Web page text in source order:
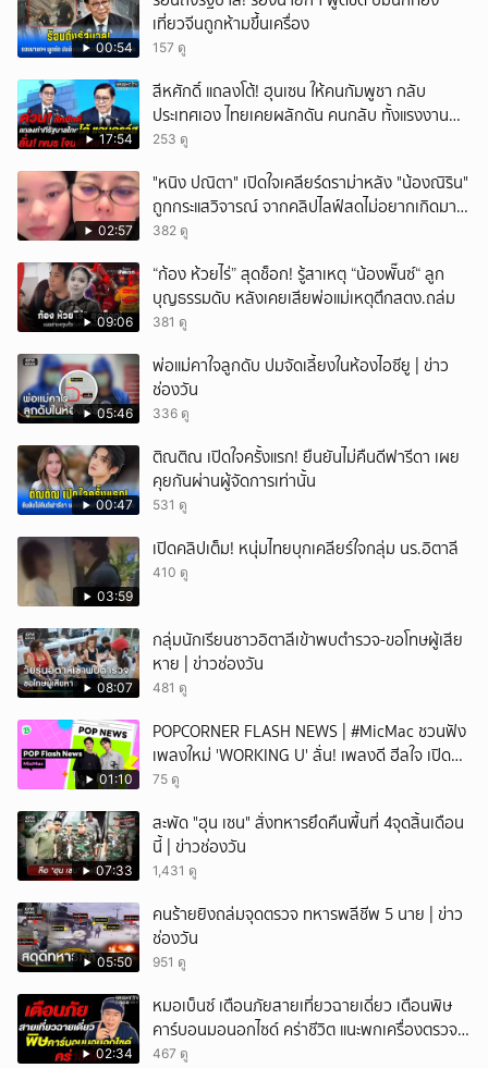
00:54
เที่ยวจีนถูกห้ามขึ้นเครื่อง
157 ดู
17:54
สีหศักดิ์ แถลงโต้! ฮุนเซน ให้คนกัมพูชา กลับ
ประเทศเอง ไทยเคยผลักดัน คนกลับ ทั้งแรงงาน
ถูก-ผิดกฎหมาย
253 ดู
02:57
"หนิง ปณิตา" เปิดใจเคลียร์ดราม่าหลัง "น้องณิริน"
ถูกกระแสวิจารณ์ จากคลิปไลฟ์สดไม่อยากเกิดมา
หน้าเหมือนพ่อ
382 ดู
09:06
“ก้อง ห้วยไร่” สุดช็อก! รู้สาเหตุ “น้องพั๊นซ์“ ลูก
บุญธรรมดับ หลังเคยเสียพ่อแม่เหตุตึกสตง.ถล่ม
381 ดู
05:46
พ่อแม่คาใจลูกดับ ปมจัดเลี้ยงในห้องไอซียู | ข่าว
ช่องวัน
336 ดู
00:47
ติณติณ เปิดใจครั้งแรก! ยืนยันไม่คืนดีฟารีดา เผย
คุยกันผ่านผู้จัดการเท่านั้น
531 ดู
03:59
เปิดคลิปเต็ม! หนุ่มไทยบุกเคลียร์ใจกลุ่ม นร.อิตาลี
410 ดู
08:07
กลุ่มนักเรียนชาวอิตาลีเข้าพบตำรวจ-ขอโทษผู้เสีย
หาย | ข่าวช่องวัน
481 ดู
01:10
POPCORNER FLASH NEWS | #MicMac ชวนฟัง
เพลงใหม่ 'WORKING U' ลั่น! เพลงดี ฮีลใจ เปิด
ฟังได้ทุกสถานการณ์
75 ดู
07:33
สะพัด "ฮุน เซน" สั่งทหารยึดคืนพื้นที่ 4จุดสิ้นเดือน
นี้ | ข่าวช่องวัน
1,431 ดู
05:50
คนร้ายยิงถล่มจุดตรวจ ทหารพลีชีพ 5 นาย | ข่าว
ช่องวัน
951 ดู
02:34
หมอเบ็นซ์ เตือนภัยสายเที่ยวฉายเดี่ยว เตือนพิษ
คาร์บอนมอนอกไซด์ คร่าชีวิต แนะพกเครื่องตรวจ
วัดติดตัว
467 ดู
ยกเลิก